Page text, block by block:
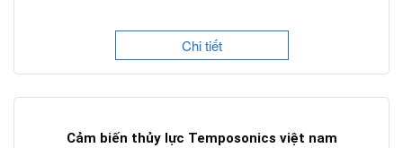
Chi tiết
Cảm biến thủy lực Temposonics việt nam